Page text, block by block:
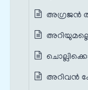
അഗ്രജൻ
അറിവൻ